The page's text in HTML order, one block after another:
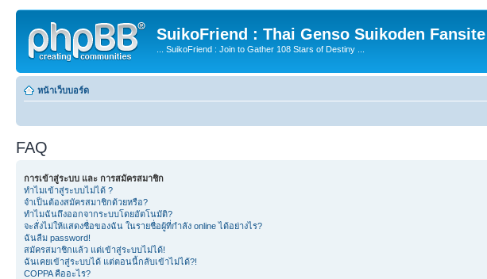
SuikoFriend : Thai Genso Suikoden Fansite
... SuikoFriend : Join to Gather 108 Stars of Destiny ...
หน้าเว็บบอร์ด
FAQ
การเข้าสู่ระบบ และ การสมัครสมาชิก
ทำไมเข้าสู่ระบบไม่ได้ ?
จำเป็นต้องสมัครสมาชิกด้วยหรือ?
ทำไมฉันถึงออกจากระบบโดยอัตโนมัติ?
จะสั่งไม่ให้แสดงชื่อของฉัน ในรายชื่อผู้ที่กำลัง online ได้อย่างไร?
ฉันลืม password!
สมัครสมาชิกแล้ว แต่เข้าสู่ระบบไม่ได้!
ฉันเคยเข้าสู่ระบบได้ แต่ตอนนี้กลับเข้าไม่ได้?!
COPPA คืออะไร?